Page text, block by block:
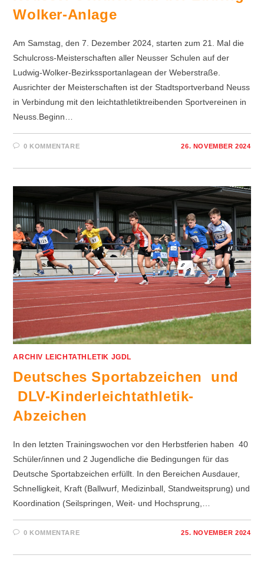
Wolker-Anlage
Am Samstag, den 7. Dezember 2024, starten zum 21. Mal die
Schulcross-Meisterschaften aller Neusser Schulen auf der
Ludwig-Wolker-Bezirkssportanlagean der Weberstraße.
Ausrichter der Meisterschaften ist der Stadtsportverband Neuss
in Verbindung mit den leichtathletiktreibenden Sportvereinen in
Neuss.Beginn…
0 KOMMENTARE 26. NOVEMBER 2024
ARCHIV LEICHTATHLETIK JGDL
Deutsches Sportabzeichen und
DLV-Kinderleichtathletik-
Abzeichen
In den letzten Trainingswochen vor den Herbstferien haben 40
Schüler/innen und 2 Jugendliche die Bedingungen für das
Deutsche Sportabzeichen erfüllt. In den Bereichen Ausdauer,
Schnelligkeit, Kraft (Ballwurf, Medizinball, Standweitsprung) und
Koordination (Seilspringen, Weit- und Hochsprung,…
0 KOMMENTARE 25. NOVEMBER 2024